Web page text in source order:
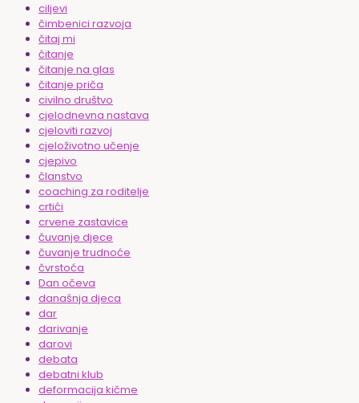
ciljevi
čimbenici razvoja
čitaj mi
čitanje
čitanje na glas
čitanje priča
civilno društvo
cjelodnevna nastava
cjeloviti razvoj
cjeloživotno učenje
cjepivo
članstvo
coaching za roditelje
crtići
crvene zastavice
čuvanje djece
čuvanje trudnoće
čvrstoća
Dan očeva
današnja djeca
dar
darivanje
darovi
debata
debatni klub
deformacija kičme